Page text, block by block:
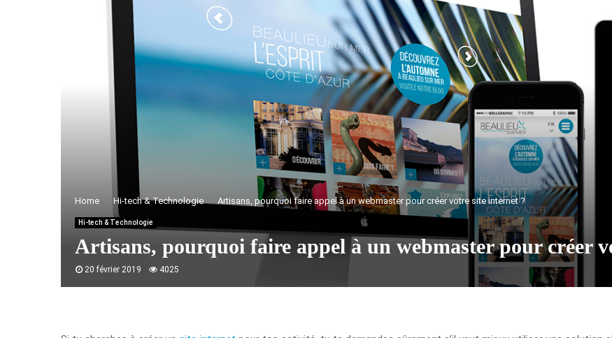
Home Hi-tech & Technologie Artisans, pourquoi faire appel à un webmaster pour créer votre site internet ?
Hi-tech & Technologie
Artisans, pourquoi faire appel à un webmaster pour créer
20 février 2019 4025